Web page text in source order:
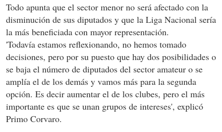
Todo apunta que el sector menor no será afectado con la
disminución de sus diputados y que la Liga Nacional sería
la más beneficiada con mayor representación.
'Todavía estamos reflexionando, no hemos tomado
decisiones, pero por su puesto que hay dos posibilidades o
se baja el número de diputados del sector amateur o se
amplía el de los demás y vamos más para la segunda
opción. Es decir aumentar el de los clubes, pero el más
importante es que se unan grupos de intereses', explicó
Primo Corvaro.